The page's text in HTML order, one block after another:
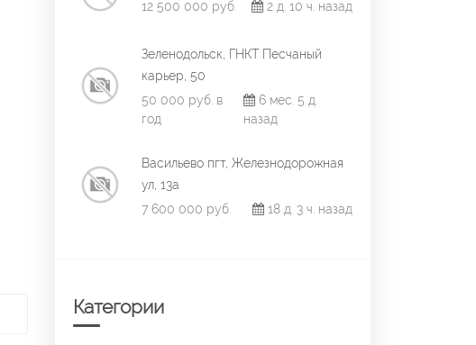
12 500 000 руб. 2 д. 10 ч. назад
Зеленодольск, ГНКТ Песчаный
карьер, 50
50 000 руб. в
год
6 мес. 5 д.
назад
Васильево пгт, Железнодорожная
ул, 13а
7 600 000 руб.
18 д. 3 ч. назад
Категории